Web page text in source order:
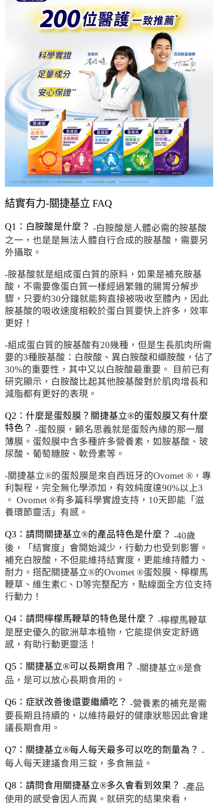
結實有力-關捷基立 FAQ
Q1：白胺酸是什麼？ -白胺酸是人體必需的胺基酸
之一，也是是無法人體自行合成的胺基酸，需要另
外攝取。
-胺基酸就是組成蛋白質的原料，如果是補充胺基
酸，不需要像蛋白質一樣經過繁雜的腸胃分解步
驟，只要約30分鐘就能夠直接被吸收至體內，因此
胺基酸的吸收速度相較於蛋白質要快上許多，效率
更好！
-組成蛋白質的胺基酸有20幾種，但是生長肌肉所需
要的3種胺基酸：白胺酸、異白胺酸和纈胺酸，佔了
30%的重要性，其中又以白胺酸最重要。 目前已有
研究顯示，白胺酸比起其他胺基酸對於肌肉增長和
減脂都有更好的表現。
Q2：什麼是蛋殼膜？關捷基立®的蛋殼膜又有什麼
特色？ -蛋殼膜，顧名思義就是蛋殼內緣的那一層
薄膜。蛋殼膜中含多種許多營養素，如胺基酸、玻
尿酸、葡萄糖胺、軟骨素等。
-關捷基立®的蛋殼膜是來自西班牙的Ovomet ®，專
利製程，完全無化學添加，有效純度達90%以上3
。 Ovomet ®有多篇科學實證支持，10天即能「滋
養環節靈活」有感。
Q3：請問關捷基立®的產品特色是什麼？ -40歲
後，「結實度」會開始減少，行動力也受到影響。
補充白胺酸，不但能維持結實度，更能維持體力、
耐力。搭配關捷基立®的Ovomet ®蛋殼膜、檸檬馬
鞭草、維生素C、D等完整配方，點線面全方位支持
行動力！
Q4：請問檸檬馬鞭草的特色是什麼？ -檸檬馬鞭草
是歷史優久的歐洲草本植物，它能提供安定舒適
感，有助行動更靈活！
Q5：關捷基立®可以長期食用？ -關捷基立®是食
品，是可以放心長期食用的。
Q6：症狀改善後還要繼續吃？ -營養素的補充是需
要長期且持續的，以維持最好的健康狀態因此會建
議長期食用。
Q7：關捷基立®每人每天最多可以吃的劑量為？ -
每人每天建議食用三錠，多食無益。
Q8：請問食用關捷基立®多久會看到效果？ -產品
使用的感受會因人而異。就研究的結果來看，